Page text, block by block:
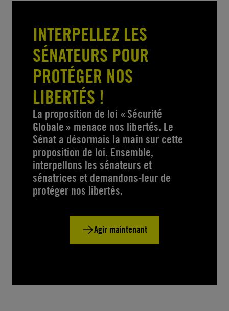
INTERPELLEZ LES
SÉNATEURS POUR
PROTÉGER NOS
LIBERTÉS !
La proposition de loi « Sécurité
Globale » menace nos libertés. Le
Sénat a désormais la main sur cette
proposition de loi. Ensemble,
interpellons les sénateurs et
sénatrices et demandons-leur de
protéger nos libertés.
Agir maintenant